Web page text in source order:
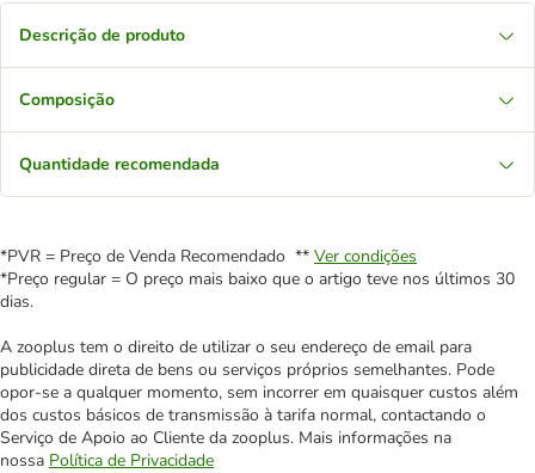
Descrição de produto
Composição
Quantidade recomendada
*PVR = Preço de Venda Recomendado ** Ver condições
*Preço regular = O preço mais baixo que o artigo teve nos últimos 30
dias.
A zooplus tem o direito de utilizar o seu endereço de email para
publicidade direta de bens ou serviços próprios semelhantes. Pode
opor-se a qualquer momento, sem incorrer em quaisquer custos além
dos custos básicos de transmissão à tarifa normal, contactando o
Serviço de Apoio ao Cliente da zooplus. Mais informações na
nossa Política de Privacidade